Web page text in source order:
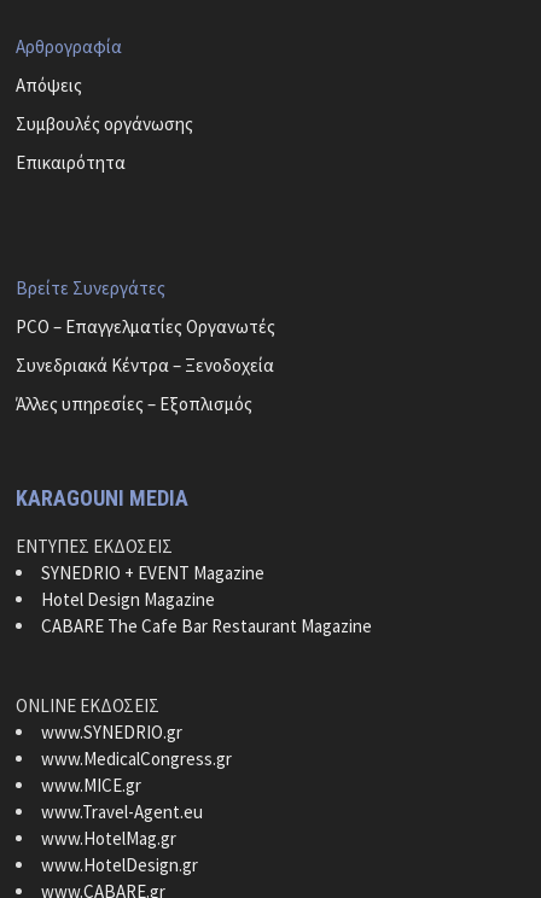
Αρθρογραφία
Απόψεις
Συμβουλές οργάνωσης
Επικαιρότητα
Βρείτε Συνεργάτες
PCO – Επαγγελματίες Οργανωτές
Συνεδριακά Κέντρα – Ξενοδοχεία
Άλλες υπηρεσίες – Εξοπλισμός
KARAGOUNI MEDIA
ΕΝΤΥΠΕΣ ΕΚΔΟΣΕΙΣ
SYNEDRIO + EVENT Magazine
Hotel Design Magazine
CABARE The Cafe Bar Restaurant Magazine
ONLINE ΕΚΔΟΣΕΙΣ
www.SYNEDRIO.gr
www.MedicalCongress.gr
www.MICE.gr
www.Travel-Agent.eu
www.HotelMag.gr
www.HotelDesign.gr
www.CABARE.gr